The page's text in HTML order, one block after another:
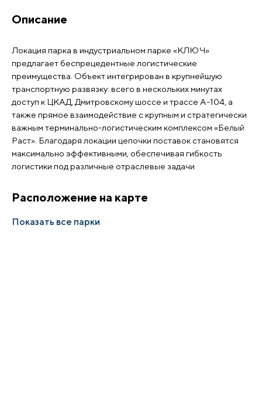
Описание
Локация парка в индустриальном парке «КЛЮЧ»
предлагает беспрецедентные логистические
преимущества. Объект интегрирован в крупнейшую
транспортную развязку: всего в нескольких минутах
доступ к ЦКАД, Дмитровскому шоссе и трассе А-104, а
также прямое взаимодействие с крупным и стратегически
важным терминально-логистическим комплексом «Белый
Раст». Благодаря локации цепочки поставок становятся
максимально эффективными, обеспечивая гибкость
логистики под различные отраслевые задачи
Расположение на карте
Показать все парки